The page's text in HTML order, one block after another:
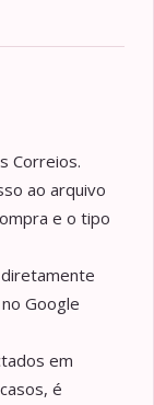
Correios.
ao arquivo
e o tipo
Google
em
é